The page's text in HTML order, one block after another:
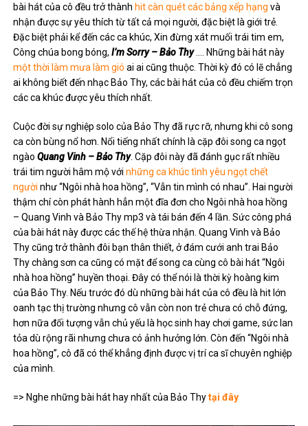
bài hát của cô đều trở thànhhit càn quét các bảng xếp hạng và
nhận được sự yêu thích từ tất cả mọi người, đặc biệt là giới trẻ.
Đặc biệt phải kể đến các ca khúc, Xin đừng xát muối trái tim em,
Công chúa bong bóng,I’m Sorry – Bảo Thy…. Những bài hát này
một thời làm mưa làm gió ai ai cũng thuộc. Thời kỳ đó có lẽ chẳng
ai không biết đến nhạc Bảo Thy, các bài hát của cô đều chiếm trọn
các ca khúc được yêu thích nhất.
Cuộc đời sự nghiệp solo của Bảo Thy đã rực rỡ, nhưng khi cô song
ca còn bùng nổ hơn. Nổi tiếng nhất chính là cặp đôi song ca ngọt
ngàoQuang Vinh – Bảo Thy. Cặp đôi này đã đánh gục rất nhiều
trái tim người hâm mộ vớinhững ca khúc tình yêu ngọt chết
người như “Ngôi nhà hoa hồng”, “Vẫn tin mình có nhau”. Hai người
thậm chí còn phát hành hẳn một đĩa đơn cho Ngôi nhà hoa hồng
– Quang Vinh và Bảo Thy mp3 và tái bán đến 4 lần. Sức công phá
của bài hát này được các thế hệ thừa nhận. Quang Vinh và Bảo
Thy cũng trở thành đôi bạn thân thiết, ở đám cưới anh trai Bảo
Thy chàng sơn ca cũng có mặt để song ca cùng cô bài hát “Ngôi
nhà hoa hồng” huyền thoại. Đây có thể nói là thời kỳ hoàng kim
của Bảo Thy. Nếu trước đó dù những bài hát của cô đều là hit lớn
oanh tạc thị trường nhưng cô vẫn còn non trẻ chưa có chỗ đứng,
hơn nữa đối tượng vẫn chủ yếu là học sinh hay chơi game, sức lan
tỏa dù rộng rãi nhưng chưa có ảnh hưởng lớn. Còn đến “Ngôi nhà
hoa hồng”, cô đã có thể khẳng định được vị trí ca sĩ chuyên nghiệp
của mình.
=> Nghe những bài hát hay nhất của Bảo Thytại đây